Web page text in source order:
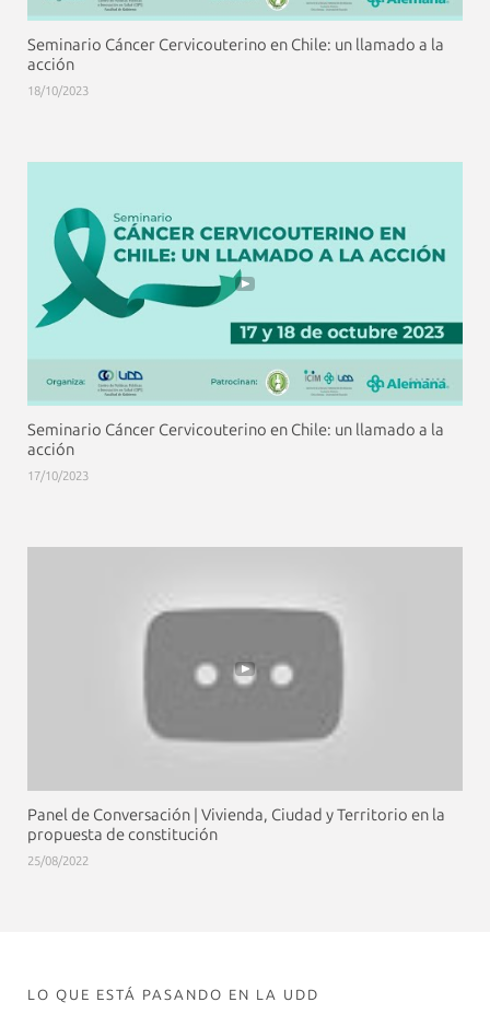
Seminario Cáncer Cervicouterino en Chile: un llamado a la
acción
18/10/2023
Seminario Cáncer Cervicouterino en Chile: un llamado a la
acción
17/10/2023
Panel de Conversación | Vivienda, Ciudad y Territorio en la
propuesta de constitución
25/08/2022
LO QUE ESTÁ PASANDO EN LA UDD